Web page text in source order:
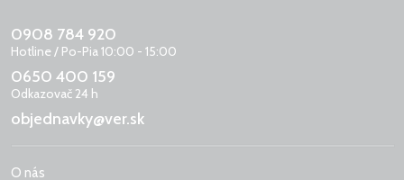
0908 784 920
Hotline / Po-Pia 10:00 - 15:00
0650 400 159
Odkazovač 24 h
objednavky@ver.sk
O nás